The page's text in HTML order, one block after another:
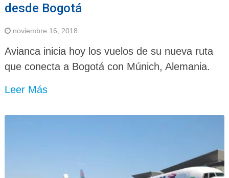
desde Bogotá
noviembre 16, 2018
Avianca inicia hoy los vuelos de su nueva ruta
que conecta a Bogotá con Múnich, Alemania.
Leer Más